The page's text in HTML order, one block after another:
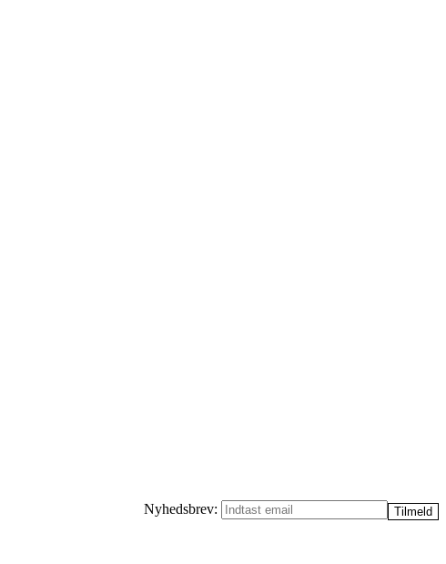
Nyhedsbrev: